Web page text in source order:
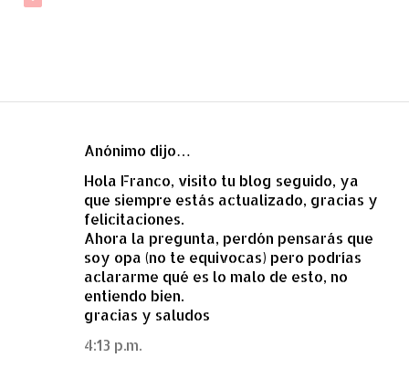
Anónimo dijo…
Hola Franco, visito tu blog seguido, ya
que siempre estás actualizado, gracias y
felicitaciones.
Ahora la pregunta, perdón pensarás que
soy opa (no te equivocas) pero podrías
aclararme qué es lo malo de esto, no
entiendo bien.
gracias y saludos
4:13 p.m.